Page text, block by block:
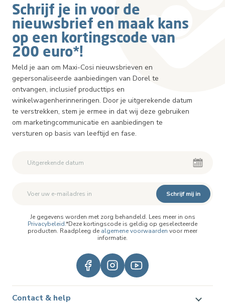
Schrijf je in voor de
nieuwsbrief en maak kans
op een kortingscode van
200 euro*!
Meld je aan om Maxi-Cosi nieuwsbrieven en
gepersonaliseerde aanbiedingen van Dorel te
ontvangen, inclusief producttips en
winkelwagenherinneringen. Door je uitgerekende datum
te verstrekken, stem je ermee in dat wij deze gebruiken
om marketingcommunicatie en aanbiedingen te
versturen op basis van leeftijd en fase.
Schrijf mij in
Je gegevens worden met zorg behandeld. Lees meer in ons
Privacybeleid.*Deze kortingscode is geldig op geselecteerde
producten. Raadpleeg de algemene voorwaarden voor meer
informatie.
Contact & help